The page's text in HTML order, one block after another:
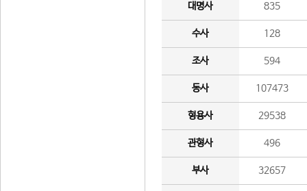
대명사 835
수사 128
조사 594
동사 107473
형용사 29538
관형사 496
부사 32657